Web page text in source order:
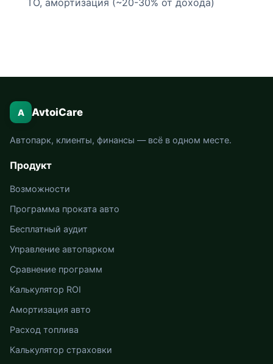
ТО, амортизация (~20-30% от дохода)
A AvtoiCare
Автопарк, клиенты, финансы — всё в одном месте.
Продукт
Возможности
Программа проката авто
Бесплатный аудит
Управление автопарком
Сравнение программ
Калькулятор ROI
Амортизация авто
Расход топлива
Калькулятор страховки